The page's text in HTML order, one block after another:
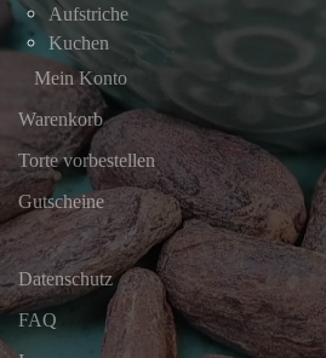
Aufstriche
Kuchen
Mein Konto
Warenkorb
Torte vorbestellen
Gutscheine
Datenschutz
FAQ